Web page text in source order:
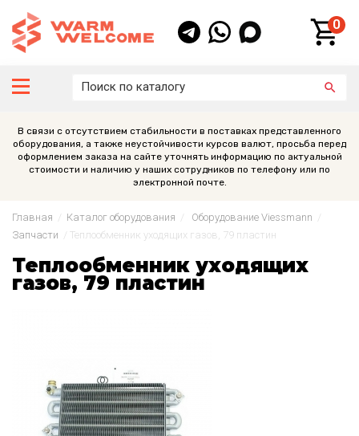
0
В связи с отсутствием стабильности в поставках представленного
оборудования, а также неустойчивости курсов валют, просьба перед
оформлением заказа на сайте уточнять информацию по актуальной
стоимости и наличию у наших сотрудников по телефону или по
электронной почте.
Главная Каталог оборудования Оборудование Viessmann
Запчасти
Теплообменник уходящих газов, 79 пластин
Теплообменник уходящих
газов, 79 пластин